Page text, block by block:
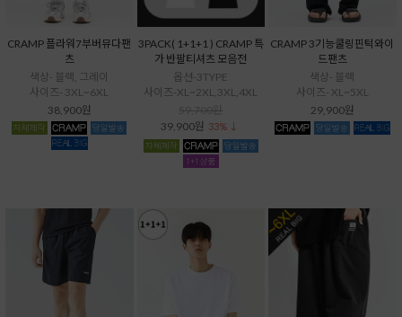
CRAMP 플라워7부버뮤다팬
츠
색상- 블랙, 그레이
사이즈- 3XL~6XL
38,900원
3PACK( 1+1+1 ) CRAMP 특
가 반팔티셔츠 모음전
옵션-3TYPE
사이즈-XL~2XL,3XL,4XL
39,900원 33% ↓
CRAMP 3기능쿨링핀턱와이
드팬츠
색상- 블랙
사이즈- XL~5XL
29,900원